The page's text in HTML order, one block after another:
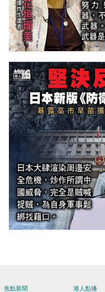
焦點新聞 港人點播